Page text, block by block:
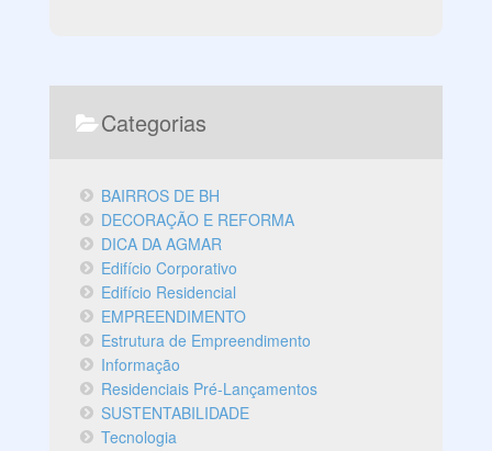
Categorias
BAIRROS DE BH
DECORAÇÃO E REFORMA
DICA DA AGMAR
Edifício Corporativo
Edifício Residencial
EMPREENDIMENTO
Estrutura de Empreendimento
Informação
Residenciais Pré-Lançamentos
SUSTENTABILIDADE
Tecnologia